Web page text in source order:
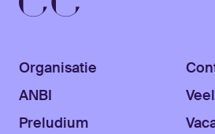
Organisatie
ANBI
Preludium